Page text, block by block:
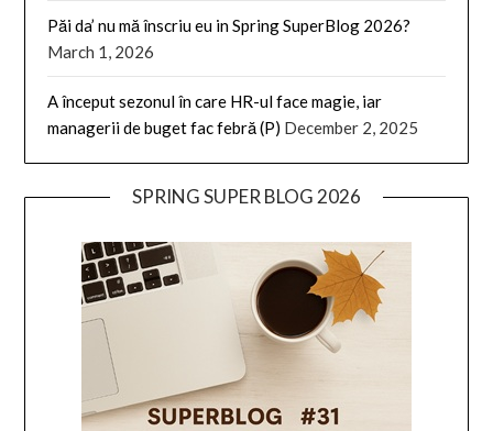
Păi da’ nu mă înscriu eu in Spring SuperBlog 2026?
March 1, 2026
A început sezonul în care HR-ul face magie, iar
managerii de buget fac febră (P) December 2, 2025
SPRING SUPER BLOG 2026